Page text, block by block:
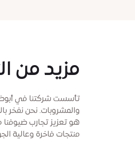
مزيد من
والمشروبات. نحن نفخر
هو تعزيز تجارب ضيوفنا
منتجات فاخرة وعالية